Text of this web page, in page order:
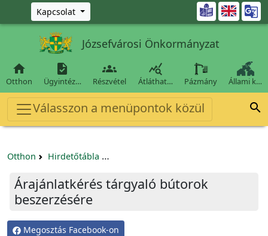
Ugrás a fő tartalomra
Kapcsolat 
Józsefvárosi Önkormányzat

Otthon

Ügyintéz…

Részvétel

Átláthat… Pázmány Állami k…
Válasszon a menüpontok közül 
Otthon Hirdetőtábla
Árajánlatkérés tárgyaló bútorok
beszerzésére
Megosztás Facebook-on